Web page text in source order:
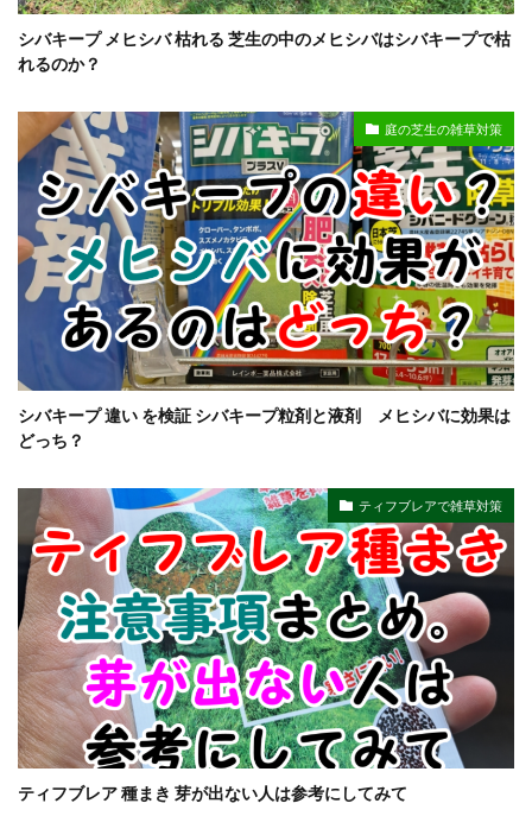
シバキープ メヒシバ 枯れる 芝生の中のメヒシバはシバキープで枯
れるのか？
庭の芝生の雑草対策
シバキープ 違い を検証 シバキープ粒剤と液剤 メヒシバに効果は
どっち？
ティフブレアで雑草対策
ティフブレア 種まき 芽が出ない人は参考にしてみて